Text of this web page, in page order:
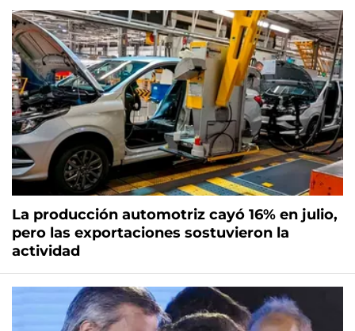
La producción automotriz cayó 16% en julio,
pero las exportaciones sostuvieron la
actividad